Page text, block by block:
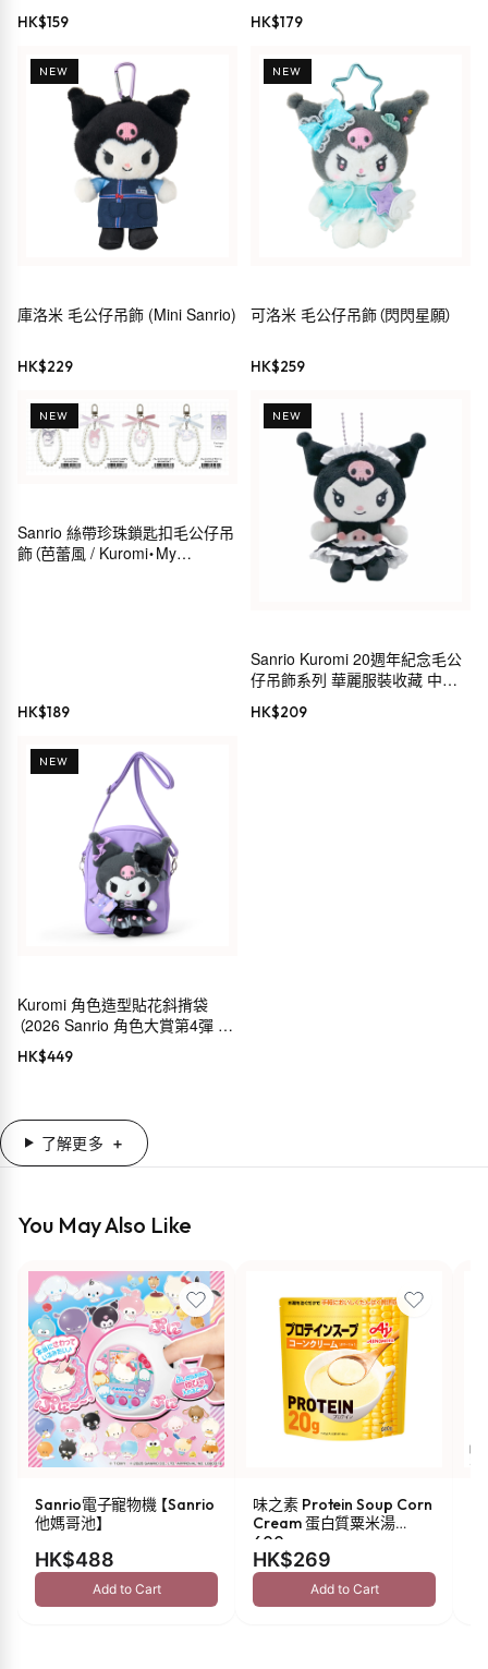
Kuromi
HK$159 HK$179
NEW
庫洛米 毛公仔吊飾 (Mini Sanrio)
HK$229
NEW
可洛米 毛公仔吊飾（閃閃星願）
HK$259
NEW
Sanrio 絲帶珍珠鎖匙扣毛公仔吊
飾（芭蕾風 / Kuromi・My
HK$189
NEW
Sanrio Kuromi 20週年紀念毛公
仔吊飾系列 華麗服裝收藏 中島
公司 毛公仔鏈 MC
HK$209
NEW
Kuromi 角色造型貼花斜揹袋
（2026 Sanrio 角色大賞第4彈 穿
搭系列）
HK$449
了解更多
You May Also Like
Sanrio電子寵物機 【Sanrio
他媽哥池】
HK$488
Add to Cart
味之素 Protein Soup Corn
Cream 蛋白質粟米湯
600g
HK$269
Add to Cart